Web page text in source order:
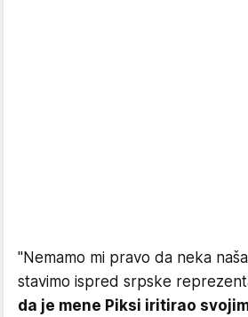
"Nemamo mi pravo da neka
stavimo ispred srpske
da je mene Piksi iritirao